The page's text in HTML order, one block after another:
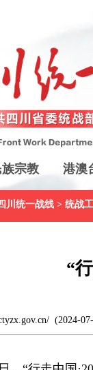
族宗教 港澳
川统一战线 > 统战
“
(2024-